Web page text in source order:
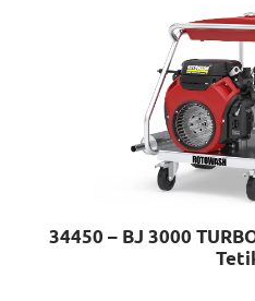
34450 – BJ 3000